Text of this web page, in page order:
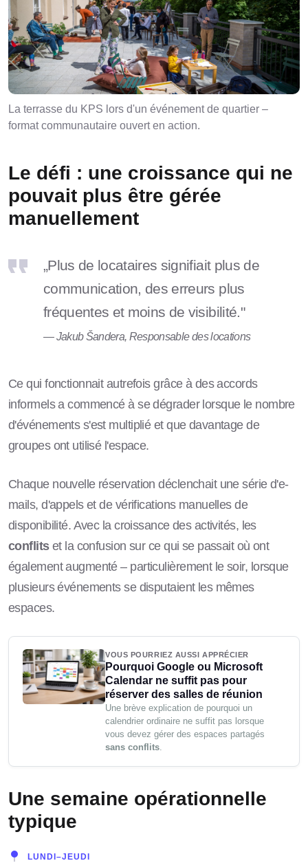
La terrasse du KPS lors d'un événement de quartier –
format communautaire ouvert en action.
Le défi : une croissance qui ne
pouvait plus être gérée
manuellement
„Plus de locataires signifiait plus de
communication, des erreurs plus
fréquentes et moins de visibilité."
— Jakub Šandera, Responsable des locations
Ce qui fonctionnait autrefois grâce à des accords
informels a commencé à se dégrader lorsque le nombre
d'événements s'est multiplié et que davantage de
groupes ont utilisé l'espace.
Chaque nouvelle réservation déclenchait une série d'e-
mails, d'appels et de vérifications manuelles de
disponibilité. Avec la croissance des activités, les
conflitset la confusion sur ce qui se passait où ont
également augmenté – particulièrement le soir, lorsque
plusieurs événements se disputaient les mêmes
espaces.
VOUS POURRIEZ AUSSI APPRÉCIER
Pourquoi Google ou Microsoft
Calendar ne suffit pas pour
réserver des salles de réunion
Une brève explication de pourquoi un
calendrier ordinaire ne suffit pas lorsque
vous devez gérer des espaces partagés
sans conflits.
Une semaine opérationnelle
typique
LUNDI–JEUDI